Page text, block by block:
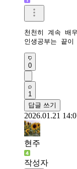
천천히 계속 배
인생공부는 끝
0
1
답글 쓰기
2026.01.21
현주
작성자